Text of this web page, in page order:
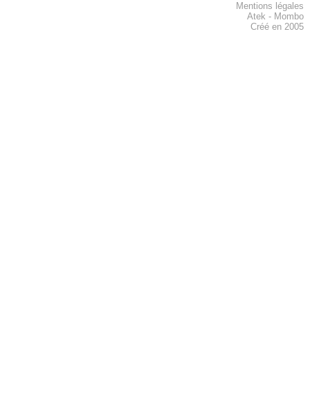
Mentions légales
Atek - Mombo
Créé en 2005